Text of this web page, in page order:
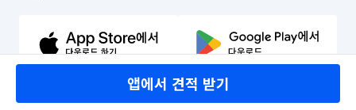
앱에서 견적 받기
문의하기
유튜브